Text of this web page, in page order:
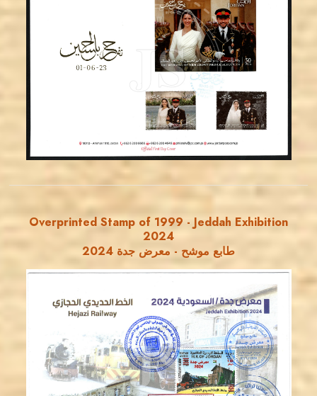
JS
MAHDI BSEISO
EST. 2007
Overprinted Stamp of 1999 - Jeddah Exhibition
2024
طابع موشح - معرض جدة 2024
JS
MAHDI BSEISO